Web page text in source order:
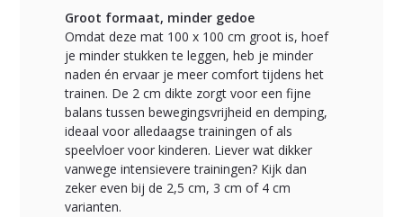
Groot formaat, minder gedoe
Omdat deze mat 100 x 100 cm groot is, hoef
je minder stukken te leggen, heb je minder
naden én ervaar je meer comfort tijdens het
trainen. De 2 cm dikte zorgt voor een fijne
balans tussen bewegingsvrijheid en demping,
ideaal voor alledaagse trainingen of als
speelvloer voor kinderen. Liever wat dikker
vanwege intensievere trainingen? Kijk dan
zeker even bij de 2,5 cm, 3 cm of 4 cm
varianten.